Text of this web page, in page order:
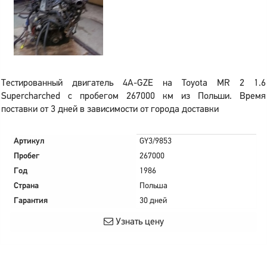
Тестированный двигатель 4A-GZE на Toyota MR 2 1.6
Supercharched с пробегом 267000 км из Польши. Время
поставки от 3 дней в зависимости от города доставки
Артикул
GY3/9853
Пробег
267000
Год
1986
Страна
Польша
Гарантия
30 дней
Узнать цену